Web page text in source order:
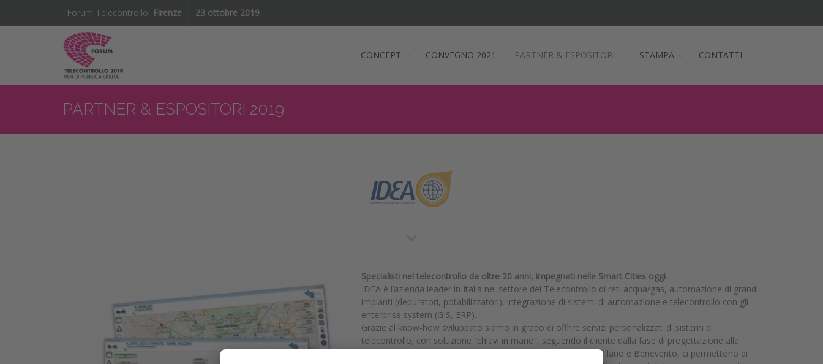
Forum Telecontrollo, Firenze 23 ottobre 2019
CONCEPT CONVEGNO 2021 PARTNER & ESPOSITORI STAMPA CONTATTI
PARTNER & ESPOSITORI 2019
Specialisti nel telecontrollo da oltre 20 anni, impegnati nelle Smart Cities oggi
IDEA è l’azienda leader in Italia nel settore del Telecontrollo di reti acqua/gas, automazione di grandi
impianti (depuratori, potabilizzatori), integrazione di sistemi di automazione e telecontrollo con gli
enterprise system (GIS, ERP).
Grazie al know-how sviluppato siamo in grado di offrire servizi personalizzati di sistemi di
telecontrollo, con soluzione “chiavi in mano”, seguendo il cliente dalla fase di progettazione alla
messa in servizio e manutenzione. Le due sedi strategiche, Milano e Benevento, ci permettono di